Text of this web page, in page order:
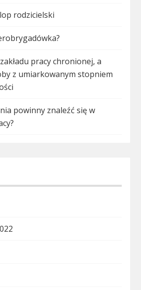
rodzicielski
pracy chronionej, a
z umiarkowanym stopniem
powinny znaleźć się w